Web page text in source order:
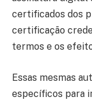
certificados dos
certificação
termos e os
Essas mesmas
específicos para